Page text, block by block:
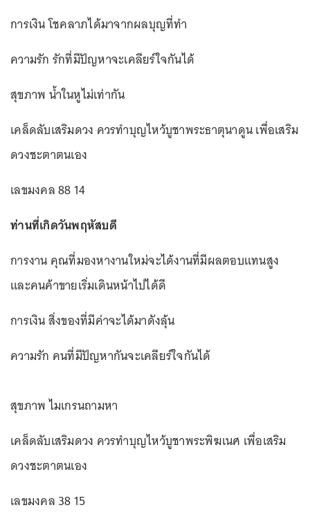
การเงิน โชคลาภได้มาจากผลบุญที่ทำ
ความรัก รักที่มีปัญหาจะเคลียร์ใจกันได้
สุขภาพ น้ำในหูไม่เท่ากัน
เคล็ดลับเสริมดวง ควรทำบุญไหว้บูชาพระธาตุนาดูน เพื่อเสริม
ดวงชะตาตนเอง
เลขมงคล 88 14
ท่านที่เกิดวันพฤหัสบดี
การงาน คุณที่มองหางานใหม่จะได้งานที่มีผลตอบแทนสูง
และคนค้าขายเริ่มเดินหน้าไปได้ดี
การเงิน สิ่งของที่มีค่าจะได้มาดังลุ้น
ความรัก คนที่มีปัญหากันจะเคลียร์ใจกันได้
สุขภาพ ไมเกรนถามหา
เคล็ดลับเสริมดวง ควรทำบุญไหว้บูชาพระพิฆเนศ เพื่อเสริม
ดวงชะตาตนเอง
เลขมงคล 38 15